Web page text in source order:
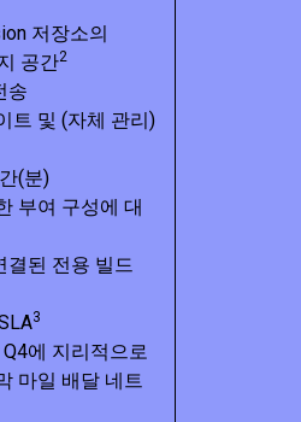
저장소의
공간2
송
트 및 (자체 관리)
(분)
부여 구성에 대
결된 전용 빌드
3
Q4에 지리적으로
마일 배달 네트